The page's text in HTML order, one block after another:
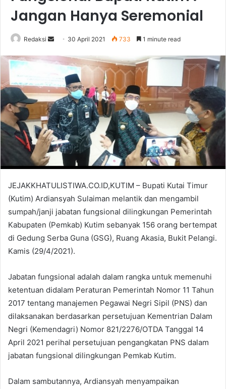
Jangan Hanya Seremonial
Redaksi
Send
email
30 April 2021 733 1 minute read
JEJAKKHATULISTIWA.CO.ID,KUTIM – Bupati Kutai Timur
(Kutim) Ardiansyah Sulaiman melantik dan mengambil
sumpah/janji jabatan fungsional dilingkungan Pemerintah
Kabupaten (Pemkab) Kutim sebanyak 156 orang bertempat
di Gedung Serba Guna (GSG), Ruang Akasia, Bukit Pelangi.
Kamis (29/4/2021).
Jabatan fungsional adalah dalam rangka untuk memenuhi
ketentuan didalam Peraturan Pemerintah Nomor 11 Tahun
2017 tentang manajemen Pegawai Negri Sipil (PNS) dan
dilaksanakan berdasarkan persetujuan Kementrian Dalam
Negri (Kemendagri) Nomor 821/2276/OTDA Tanggal 14
April 2021 perihal persetujuan pengangkatan PNS dalam
jabatan fungsional dilingkungan Pemkab Kutim.
Dalam sambutannya, Ardiansyah menyampaikan